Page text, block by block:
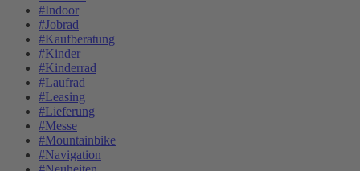
#Indoor
#Jobrad
#Kaufberatung
#Kinder
#Kinderrad
#Laufrad
#Leasing
#Lieferung
#Messe
#Mountainbike
#Navigation